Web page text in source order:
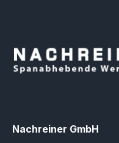
Nachreiner GmbH